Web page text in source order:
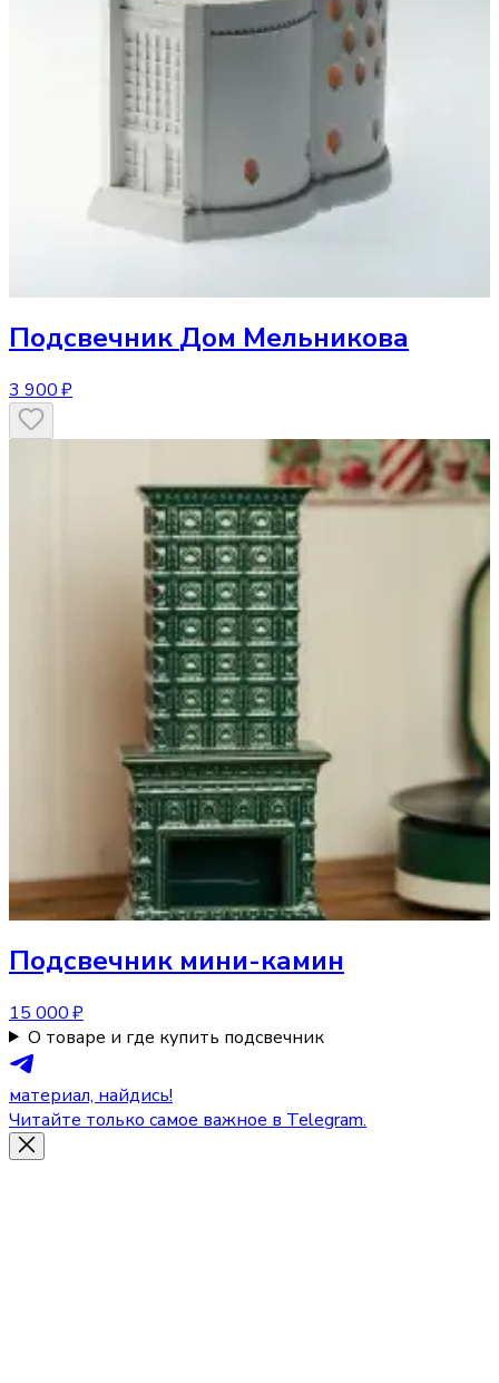
Подсвечник Дом Мельникова
3 900 ₽
Подсвечник мини-камин
15 000 ₽
О товаре и где купить подсвечник
материал, найдись!
Читайте только самое важное в Telegram.